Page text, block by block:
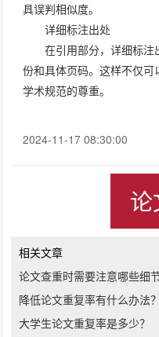
具误判相似度。
详细标注出处
在引用部分，详细标
份和具体页码。这样不仅
学术规范的尊重。
2024-11-17 08:30:00
相关文章
论文查重时需要注意哪些细
降低论文重复率有什么办法？
大学生论文重复率是多少？